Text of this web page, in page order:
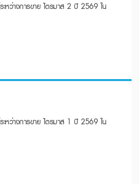
หว่างการขาย ไตรมาส 2 ปี 2569 ใน
หว่างการขาย ไตรมาส 1 ปี 2569 ใน